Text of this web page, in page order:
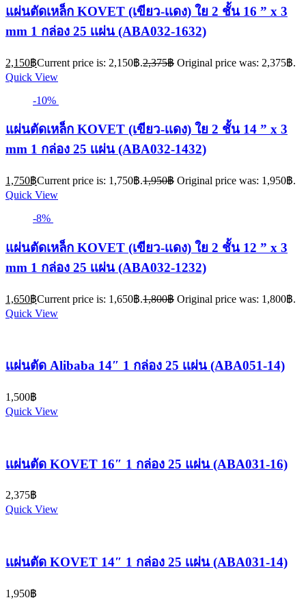
แผ่นตัดเหล็ก KOVET (เขียว-เเดง) ใย 2 ชั้น 16 ” x 3
mm 1 กล่อง 25 เเผ่น (ABA032-1632)
2,150฿Current price is: 2,150฿.2,375฿ Original price was: 2,375฿.
Quick View
-10%
แผ่นตัดเหล็ก KOVET (เขียว-เเดง) ใย 2 ชั้น 14 ” x 3
mm 1 กล่อง 25 เเผ่น (ABA032-1432)
1,750฿Current price is: 1,750฿.1,950฿ Original price was: 1,950฿.
Quick View
-8%
แผ่นตัดเหล็ก KOVET (เขียว-เเดง) ใย 2 ชั้น 12 ” x 3
mm 1 กล่อง 25 เเผ่น (ABA032-1232)
1,650฿Current price is: 1,650฿.1,800฿ Original price was: 1,800฿.
Quick View
เเผ่นตัด Alibaba 14″ 1 กล่อง 25 เเผ่น (ABA051-14)
1,500฿
Quick View
เเผ่นตัด KOVET 16″ 1 กล่อง 25 แผ่น (ABA031-16)
2,375฿
Quick View
เเผ่นตัด KOVET 14″ 1 กล่อง 25 เเผ่น (ABA031-14)
1,950฿